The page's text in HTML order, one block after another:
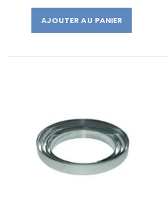
AJOUTER AU PANIER